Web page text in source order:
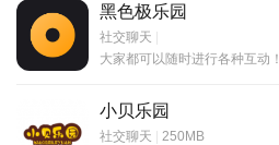
黑色极乐园
社交聊天 |
大家都可以随时进行各种互动！
小贝乐园
社交聊天 | 250MB